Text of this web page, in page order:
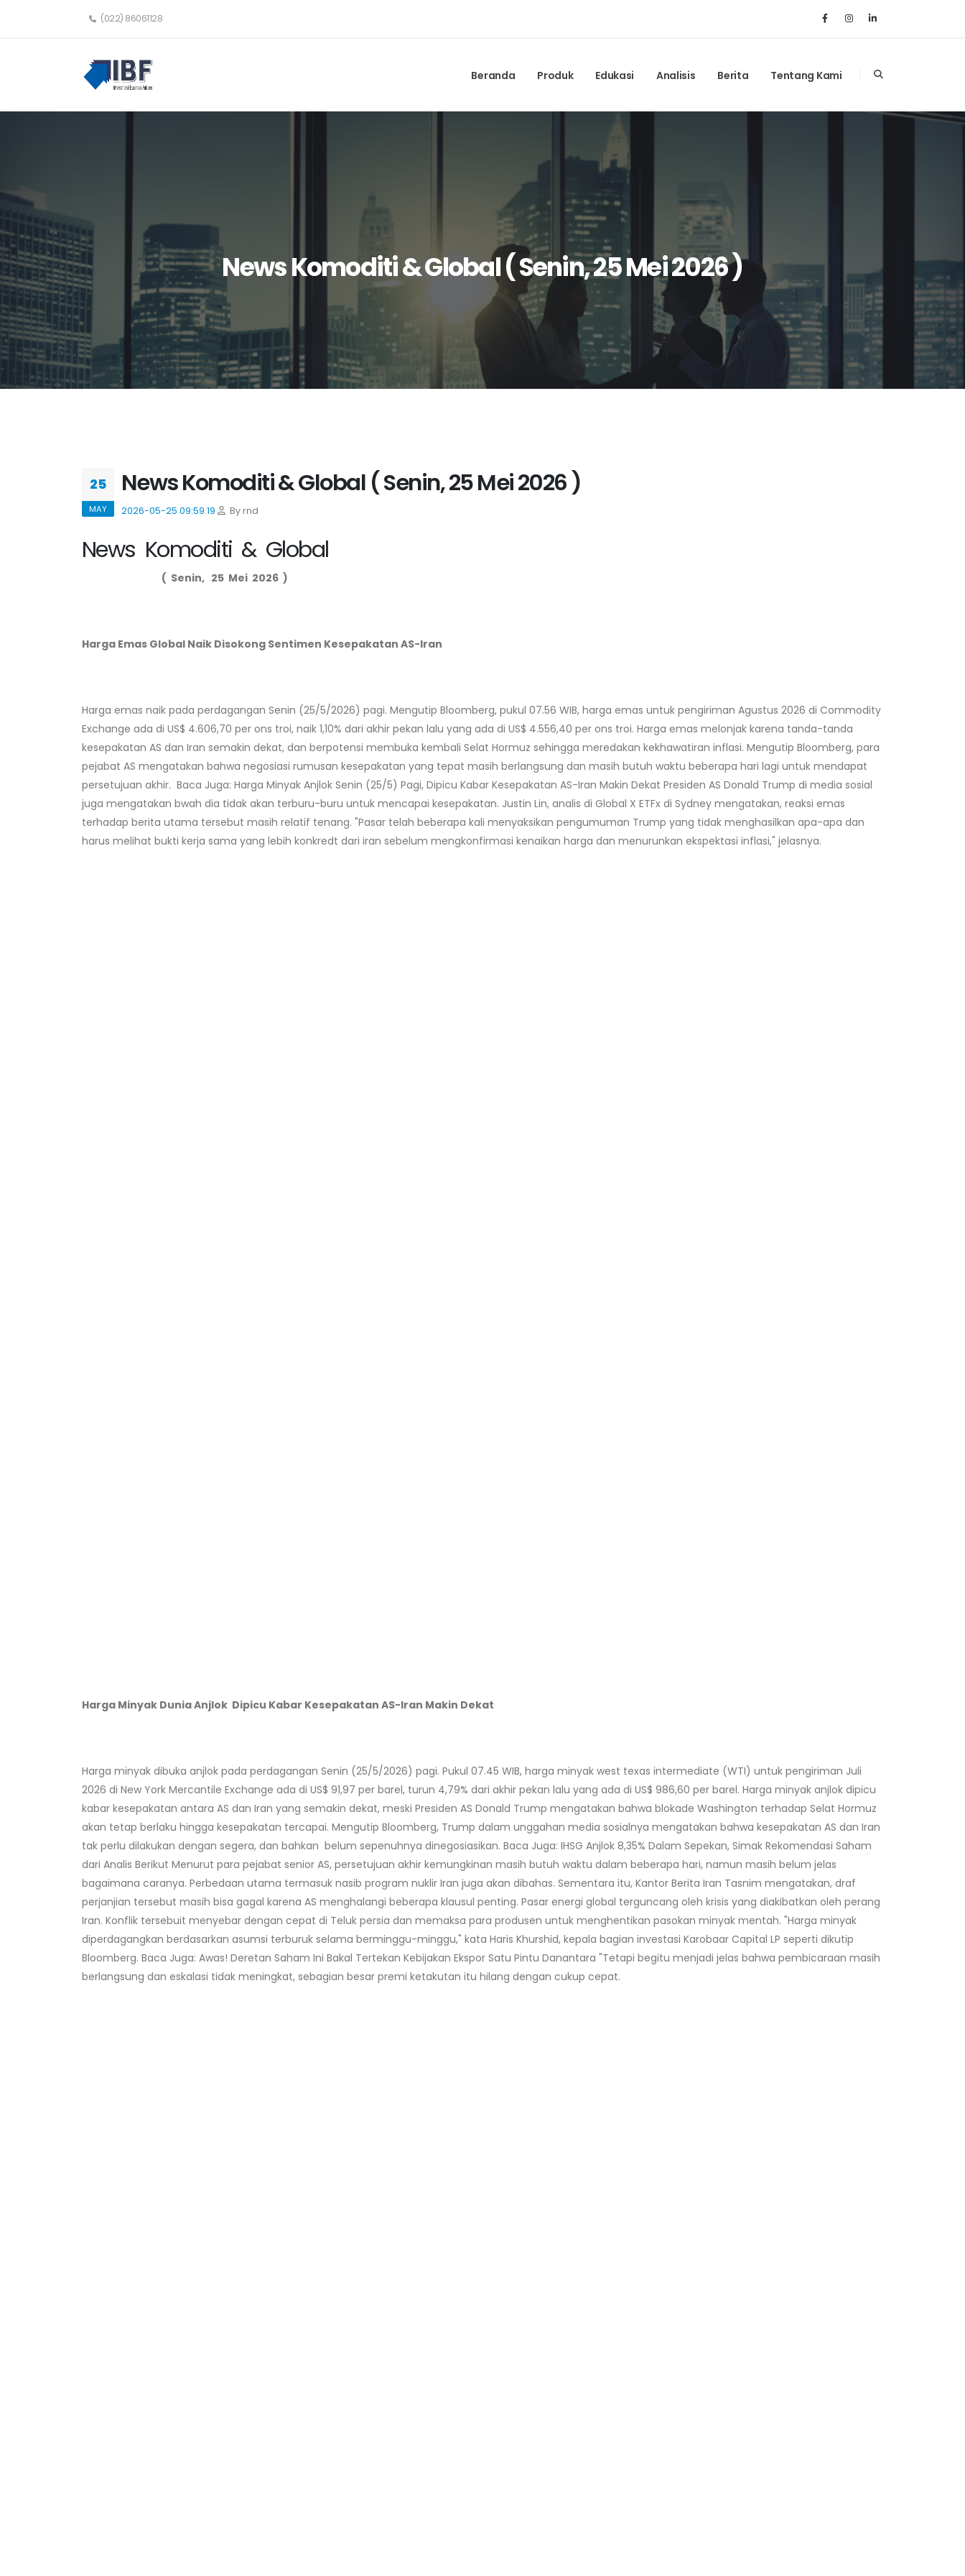
(022) 86061128
Beranda Produk Edukasi Analisis Berita Tentang Kami
News Komoditi & Global ( Senin, 25 Mei 2026 )
25
MAY
News Komoditi & Global ( Senin, 25 Mei 2026 )
2026-05-25 09:59:19 By rnd
News Komoditi & Global
( Senin, 25 Mei 2026 )
Harga Emas Global Naik Disokong Sentimen Kesepakatan AS-Iran
Harga emas naik pada perdagangan Senin (25/5/2026) pagi. Mengutip Bloomberg, pukul 07.56 WIB, harga emas untuk pengiriman Agustus 2026 di Commodity
Exchange ada di US$ 4.606,70 per ons troi, naik 1,10% dari akhir pekan lalu yang ada di US$ 4.556,40 per ons troi. Harga emas melonjak karena tanda-tanda
kesepakatan AS dan Iran semakin dekat, dan berpotensi membuka kembali Selat Hormuz sehingga meredakan kekhawatiran inflasi. Mengutip Bloomberg, para
pejabat AS mengatakan bahwa negosiasi rumusan kesepakatan yang tepat masih berlangsung dan masih butuh waktu beberapa hari lagi untuk mendapat
persetujuan akhir. Baca Juga: Harga Minyak Anjlok Senin (25/5) Pagi, Dipicu Kabar Kesepakatan AS-Iran Makin Dekat Presiden AS Donald Trump di media sosial
juga mengatakan bwah dia tidak akan terburu-buru untuk mencapai kesepakatan. Justin Lin, analis di Global X ETFx di Sydney mengatakan, reaksi emas
terhadap berita utama tersebut masih relatif tenang. "Pasar telah beberapa kali menyaksikan pengumuman Trump yang tidak menghasilkan apa-apa dan
harus melihat bukti kerja sama yang lebih konkredt dari iran sebelum mengkonfirmasi kenaikan harga dan menurunkan ekspektasi inflasi," jelasnya.
Harga Minyak DuniaAnjlok Dipicu Kabar Kesepakatan AS-Iran Makin Dekat
Harga minyak dibuka anjlok pada perdagangan Senin (25/5/2026) pagi. Pukul 07.45 WIB, harga minyak west texas intermediate (WTI) untuk pengiriman Juli
2026 di New York Mercantile Exchange ada di US$ 91,97 per barel, turun 4,79% dari akhir pekan lalu yang ada di US$ 986,60 per barel. Harga minyak anjlok dipicu
kabar kesepakatan antara AS dan Iran yang semakin dekat, meski Presiden AS Donald Trump mengatakan bahwa blokade Washington terhadap Selat Hormuz
akan tetap berlaku hingga kesepakatan tercapai. Mengutip Bloomberg, Trump dalam unggahan media sosialnya mengatakan bahwa kesepakatan AS dan Iran
tak perlu dilakukan dengan segera, dan bahkan belum sepenuhnya dinegosiasikan. Baca Juga: IHSG Anjlok 8,35% Dalam Sepekan, Simak Rekomendasi Saham
dari Analis Berikut Menurut para pejabat senior AS, persetujuan akhir kemungkinan masih butuh waktu dalam beberapa hari, namun masih belum jelas
bagaimana caranya. Perbedaan utama termasuk nasib program nuklir Iran juga akan dibahas. Sementara itu, Kantor Berita Iran Tasnim mengatakan, draf
perjanjian tersebut masih bisa gagal karena AS menghalangi beberapa klausul penting. Pasar energi global terguncang oleh krisis yang diakibatkan oleh perang
Iran. Konflik tersebuit menyebar dengan cepat di Teluk persia dan memaksa para produsen untuk menghentikan pasokan minyak mentah. "Harga minyak
diperdagangkan berdasarkan asumsi terburuk selama berminggu-minggu," kata Haris Khurshid, kepala bagian investasi Karobaar Capital LP seperti dikutip
Bloomberg. Baca Juga: Awas! Deretan Saham Ini Bakal Tertekan Kebijakan Ekspor Satu Pintu Danantara "Tetapi begitu menjadi jelas bahwa pembicaraan masih
berlangsung dan eskalasi tidak meningkat, sebagian besar premi ketakutan itu hilang dengan cukup cepat.